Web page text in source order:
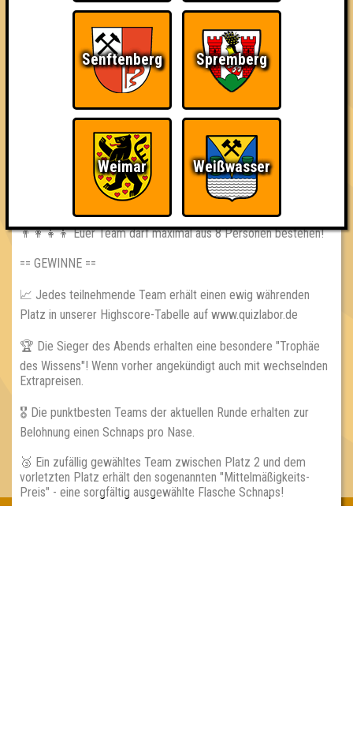
🏨 Holly's Big Bar
🚋 Am Steintor 6 | 06112 Halle (Saale)
📅 jeden 2. & 4. Donnerstag
🕢 Einlass: 18:30 Uhr
🕗 Beginn: 19:00 Uhr
⁉ 3 Runden // 30 Fragen // ca. 60 Punkte
👨‍🏫 Die Quizmaster haben immer recht! Immer.
📵 Handys, Smartphones, oder anderer Schnickschnack sind
während der Fragerunden untersagt!
👨‍👩‍👧‍👦 Euer Team darf maximal aus 8 Personen bestehen!
== GEWINNE ==
📈 Jedes teilnehmende Team erhält einen ewig währenden
Platz in unserer Highscore-Tabelle auf www.quizlabor.de
🏆 Die Sieger des Abends erhalten eine besondere "Trophäe
des Wissens"! Wenn vorher angekündigt auch mit wechselnden
Extrapreisen.
🎖 Die punktbesten Teams der aktuellen Runde erhalten zur
Belohnung einen Schnaps pro Nase.
🥉 Ein zufällig gewähltes Team zwischen Platz 2 und dem
vorletzten Platz erhält den sogenannten "Mittelmäßigkeits-
Preis" - eine sorgfältig ausgewählte Flasche Schnaps!
Senftenberg Spremberg
Weimar Weißwasser